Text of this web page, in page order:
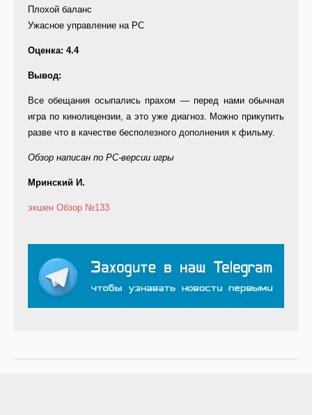
Плохой баланс
Ужасное управление на PC
Оценка: 4.4
Вывод:
Все обещания осыпались прахом — перед нами обычная
игра по кинолицензии, а это уже диагноз. Можно прикупить
разве что в качестве бесполезного дополнения к фильму.
Обзор написан по PC-версии игры
Мринский И.
экшен Обзор №133